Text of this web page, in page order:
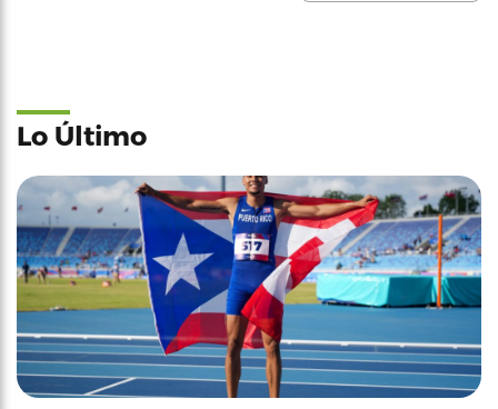
Lo Último